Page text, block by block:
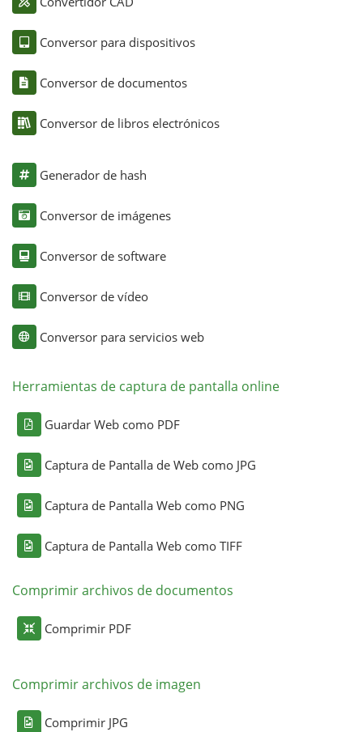
Conversor para dispositivos
Conversor de documentos
Conversor de libros electrónicos
Generador de hash
Conversor de imágenes
Conversor de software
Conversor de vídeo
Conversor para servicios web
Herramientas de captura de pantalla online
Guardar Web como PDF
Captura de Pantalla de Web como JPG
Captura de Pantalla Web como PNG
Captura de Pantalla Web como TIFF
Comprimir archivos de documentos
Comprimir PDF
Comprimir archivos de imagen
Comprimir JPG